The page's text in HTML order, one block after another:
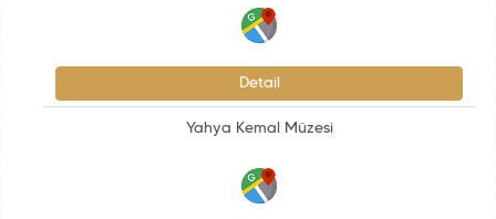
Detail
Yahya Kemal Müzesi